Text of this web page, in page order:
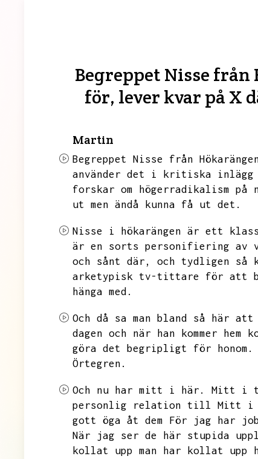
Begreppet Nisse
för, lever kvar på X
Martin
Begreppet Nisse från
använder det i kritiska inlägg
forskar om högerradikalism
ut men ändå kunna få ut det.
Nisse i hökarängen är ett
är en sorts personifiering av
och sånt där,
och tydligen så
arketypisk tv-tittare för att
hänga med.
Och då sa man bland så här
dagen och när han kommer
göra det begripligt för honom.
Örtegren.
Och nu har mitt i här. Mitt i
personlig relation till Mitt i
gott öga åt dem För jag har
När jag ser de här stupida
kollat upp man har kollat upp